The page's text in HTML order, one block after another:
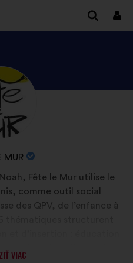
sa
ZOZNÁMTE
SA
S
PROFILOM
LE
MUR
MUR
Životopis:
Fête le Mur utilise le
comme outil social
des QPV, de l’enfance à
éducation alimentaire,
VIAC